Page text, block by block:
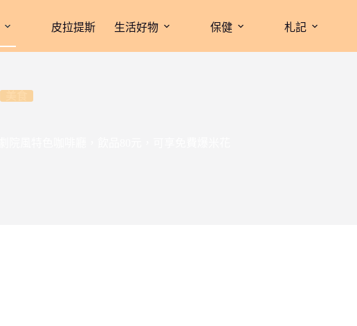
皮拉提斯 生活好物 保健 札記